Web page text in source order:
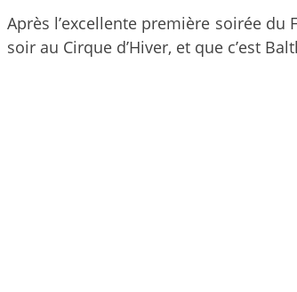
Après l’excellente première soirée
soir au Cirque d’Hiver, et que c’est